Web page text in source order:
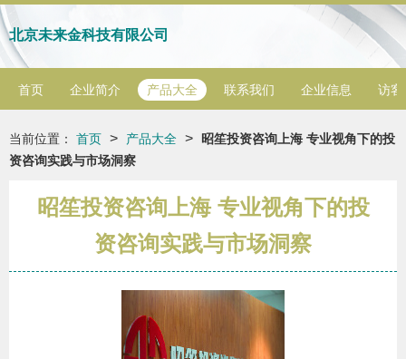
北京未来金科技有限公司
首页 企业简介 产品大全 联系我们 企业信息 访客
当前位置： 首页 > 产品大全 >
昭笙投资咨询上海 专业视角下的投
资咨询实践与市场洞察
昭笙投资咨询上海 专业视角下的投
资咨询实践与市场洞察